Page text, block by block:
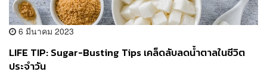
6 มีนาคม 2023
LIFE TIP: Sugar-Busting Tips เคล็ดลับลดน้ำตาลในชีวิต
ประจำวัน